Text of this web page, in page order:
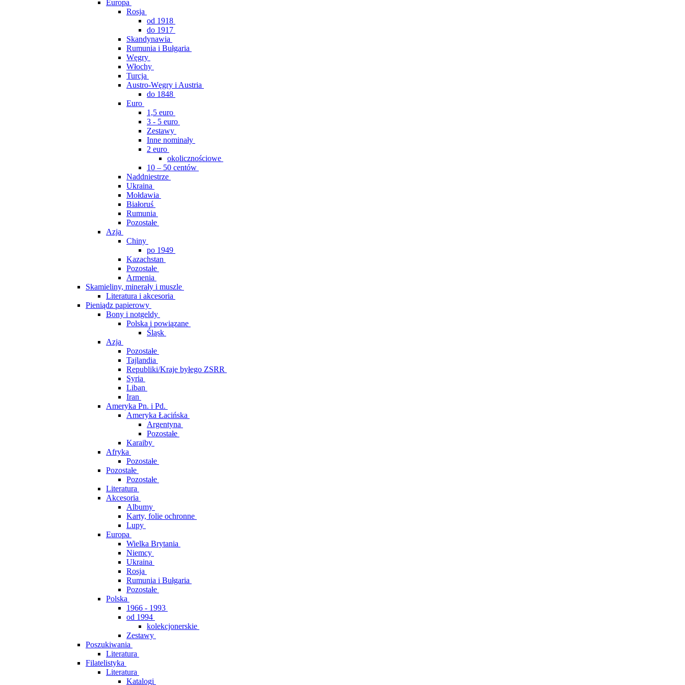
Europa
Rosja
od 1918
do 1917
Skandynawia
Rumunia i Bułgaria
Węgry
Włochy
Turcja
Austro-Węgry i Austria
do 1848
Euro
1,5 euro
3 - 5 euro
Zestawy
Inne nominały
2 euro
okolicznościowe
10 – 50 centów
Naddniestrze
Ukraina
Mołdawia
Białoruś
Rumunia
Pozostałe
Azja
Chiny
po 1949
Kazachstan
Pozostałe
Armenia
Skamieliny, minerały i muszle
Literatura i akcesoria
Pieniądz papierowy
Bony i notgeldy
Polska i powiązane
Śląsk
Azja
Pozostałe
Tajlandia
Republiki/Kraje byłego ZSRR
Syria
Liban
Iran
Ameryka Pn. i Pd.
Ameryka Łacińska
Argentyna
Pozostałe
Karaiby
Afryka
Pozostałe
Pozostałe
Pozostałe
Literatura
Akcesoria
Albumy
Karty, folie ochronne
Lupy
Europa
Wielka Brytania
Niemcy
Ukraina
Rosja
Rumunia i Bułgaria
Pozostałe
Polska
1966 - 1993
od 1994
kolekcjonerskie
Zestawy
Poszukiwania
Literatura
Filatelistyka
Literatura
Katalogi